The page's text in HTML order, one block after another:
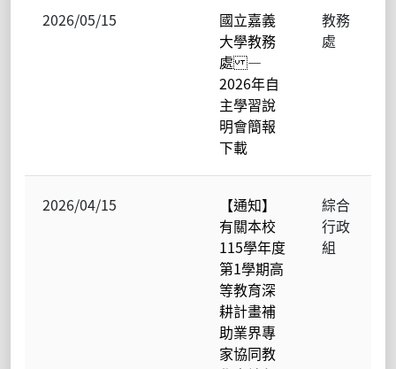
2026/05/15
國立嘉義
大學教務
處 —
2026年自
主學習說
明會簡報
下載
教務
處
2026/04/15
【通知】
有關本校
115學年度
第1學期高
等教育深
耕計畫補
助業界專
家協同教
綜合
行政
組